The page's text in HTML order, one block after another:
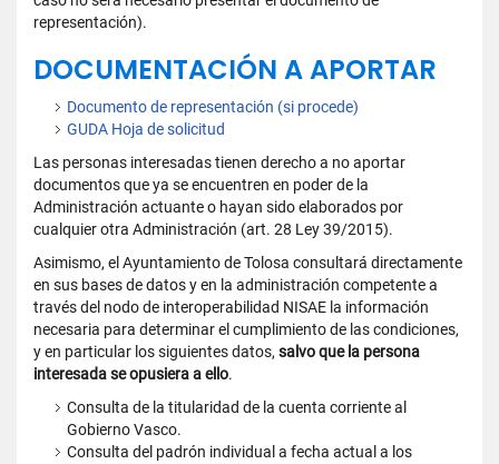
representación).
DOCUMENTACIÓN A APORTAR
Documento de representación (si procede)
GUDA Hoja de solicitud
Las personas interesadas tienen derecho a no aportar
documentos que ya se encuentren en poder de la
Administración actuante o hayan sido elaborados por
cualquier otra Administración (art. 28 Ley 39/2015).
Asimismo, el Ayuntamiento de Tolosa consultará directamente
en sus bases de datos y en la administración competente a
través del nodo de interoperabilidad NISAE la información
necesaria para determinar el cumplimiento de las condiciones,
y en particular los siguientes datos, salvo que la persona
interesada se opusiera a ello.
Consulta de la titularidad de la cuenta corriente al
Gobierno Vasco.
Consulta del padrón individual a fecha actual a los